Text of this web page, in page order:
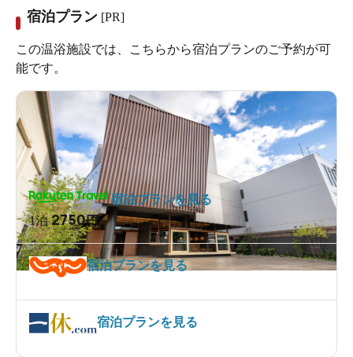
宿泊プラン [PR]
この温浴施設では、こちらから宿泊プランのご予約が可
能です。
1泊2750円～
宿泊プランを見る
宿泊プランを見る
宿泊プランを見る